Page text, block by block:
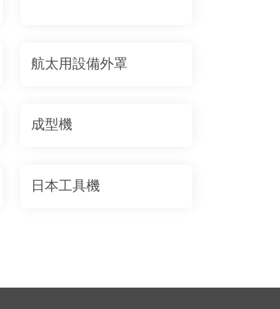
航太用設備外罩
成型機
日本工具機